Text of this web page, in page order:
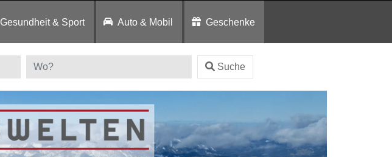
Gesundheit & Sport Auto & Mobil Geschenke
Suche